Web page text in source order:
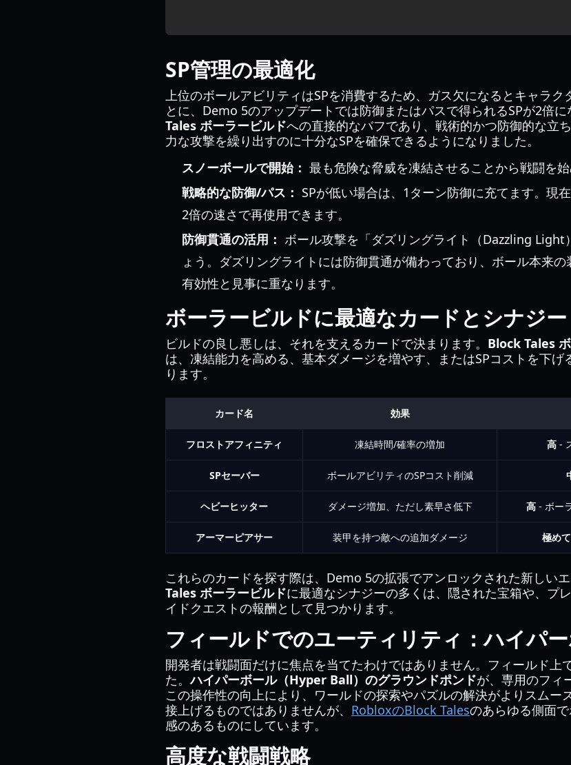
SP管理の最適化
上位のボールアビリティはSPを消費するため、ガス欠になるとキャラク
とに、Demo 5のアップデートでは防御またはパスで得られるSPが2倍
Tales ボーラービルドへの直接的なバフであり、戦術的かつ防御的な立
力な攻撃を繰り出すのに十分なSPを確保できるようになりました。
スノーボールで開始： 最も危険な脅威を凍結させることから戦闘を始
戦略的な防御/パス： SPが低い場合は、1ターン防御に充てます。現
2倍の速さで再使用できます。
防御貫通の活用： ボール攻撃を「ダズリングライト（Dazzling Light
ょう。ダズリングライトには防御貫通が備わっており、ボール本来
有効性と見事に重なります。
ボーラービルドに最適なカードとシナジー
ビルドの良し悪しは、それを支えるカードで決まります。 Block Tales
は、凍結能力を高める、基本ダメージを増やす、またはSPコストを下
ります。
カード名 効果
フロストアフィニティ 凍結時間/確率の増加 高 -
SPセーバー ボールアビリティのSPコスト削減
ヘビーヒッター ダメージ増加、ただし素早さ低下 高 - ボー
アーマーピアサー 装甲を持つ敵への追加ダメージ 極め
これらのカードを探す際は、Demo 5の拡張でアンロックされた新しいエ
Tales ボーラービルドに最適なシナジーの多くは、隠された宝箱や、プ
イドクエストの報酬として見つかります。
フィールドでのユーティリティ：ハイパ
開発者は戦闘面だけに焦点を当てたわけではありません。フィールド上
た。ハイパーボール（Hyper Ball）のグラウンドポンドが、専用のフィ
この操作性の向上により、ワールドの探索やパズルの解決がよりスムー
接上げるものではありませんが、 RobloxのBlock Talesのあらゆる側面
感のあるものにしています。
高度な戦闘戦略